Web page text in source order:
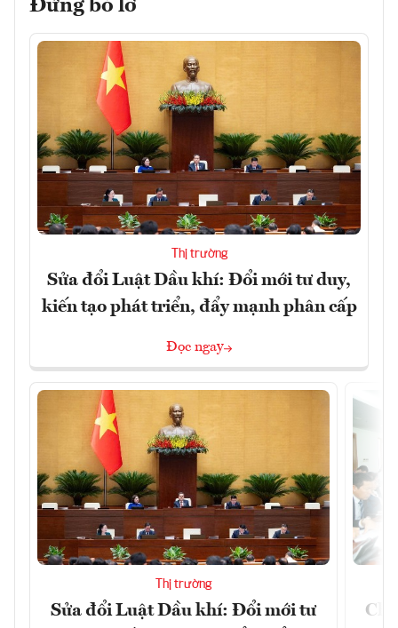
Đừng bỏ lỡ
Thị trường
Sửa đổi Luật Dầu khí: Đổi mới tư duy,
kiến tạo phát triển, đẩy mạnh phân cấp
Đọc ngay
Thị trường
Sửa đổi Luật Dầu khí: Đổi mới tư